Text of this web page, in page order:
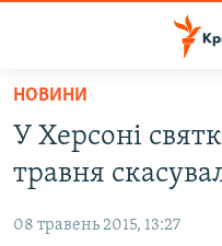
Перейти
основного
матеріалу
Перейти
до
ВОДА.КРИМ
ВІДЕО ТА ФОТО
ПОЛІТИКА
НОВИНИ
У Херсоні
травня
08 травень 2015, 13:27